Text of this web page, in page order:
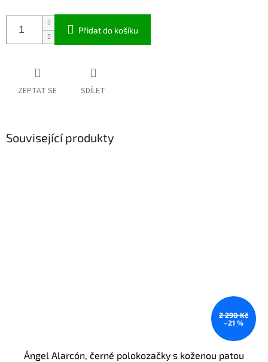
Přidat do košíku
ZEPTAT SE SDÍLET
Související produkty
2 290 Kč
–21 %
Ángel Alarcón, černé polokozačky s koženou patou